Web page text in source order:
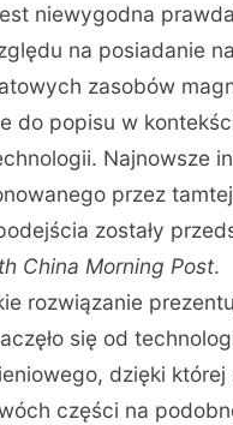
niewygodna prawda
na posiadanie
zasobów
do popisu w
Najnowsze
przez
zostały
China Morning Post.
rozwiązanie
się od
dzięki której
części na